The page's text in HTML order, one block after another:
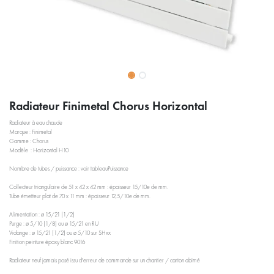
Radiateur Finimetal Chorus Horizontal
Radiateur à eau chaude
Marque : Finimetal
Gamme : Chorus
Modèle : Horizontal H10
Nombre de tubes / puissance : voir tableauPuissance
Collecteur triangulaire de 51 x 42 x 42 mm : épaisseur 15/10e de mm.
Tube émetteur plat de 70 x 11 mm : épaisseur 12,5/10e de mm.
Alimentation : ø 15/21 (1/2)
Purge : ø 5/10 (1/8) ou ø 15/21 en RU
Vidange : ø 15/21 (1/2) ou ø 5/10 sur SHxx
Finition peinture époxy blanc 9016
Radiateur neuf jamais posé issu d'erreur de commande sur un chantier / carton abîmé